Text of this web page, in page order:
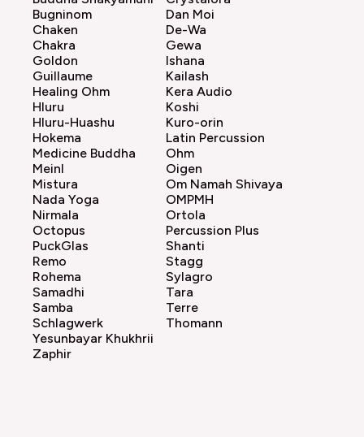
Bugninom
Chaken
Chakra
Dan Moi
De-Wa
Gewa
Goldon
Guillaume
Healing Ohm
Hluru
Hluru-Huashu
Hokema
Ishana
Kailash
Kera Audio
Koshi
Kuro-orin
Latin Percussion
Medicine Buddha
Meinl
Mistura
Nada Yoga
Nirmala
Octopus
Ohm
Oigen
Om Namah Shivaya
OMPMH
Ortola
Percussion Plus
PuckGlas
Remo
Rohema
Samadhi
Samba
Schlagwerk
Shanti
Stagg
Sylagro
Tara
Terre
Thomann
Yesunbayar Khukhrii
Zaphir